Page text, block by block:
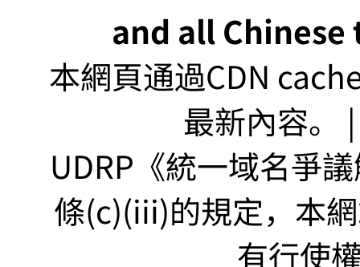
and all
本網頁通過CDN
最新內容。
UDRP《統一域名爭
條(c)(iii)的規定，本
有行使